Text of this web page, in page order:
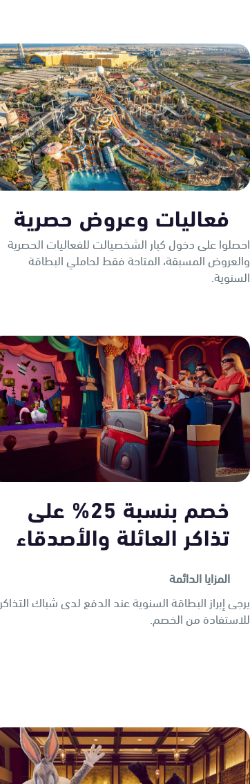
فعاليات وعروض حصرية
احصلوا على دخول كبار الشخصيالت للفعاليات الحصرية
والعروض المسبقة، المتاحة فقط لحاملي البطاقة
السنوية.
خصم بنسبة 25% على
تذاكر العائلة والأصدقاء
المزايا الدائمة
يرجى إبراز البطاقة السنوية عند الدفع لدى شباك التذاكر
للاستفادة من الخصم.